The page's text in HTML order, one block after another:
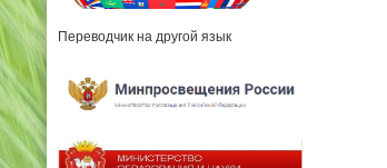
Переводчик на другой язык